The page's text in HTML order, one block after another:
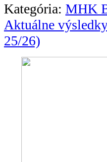
Kategória: MHK
Aktuálne
25/26)